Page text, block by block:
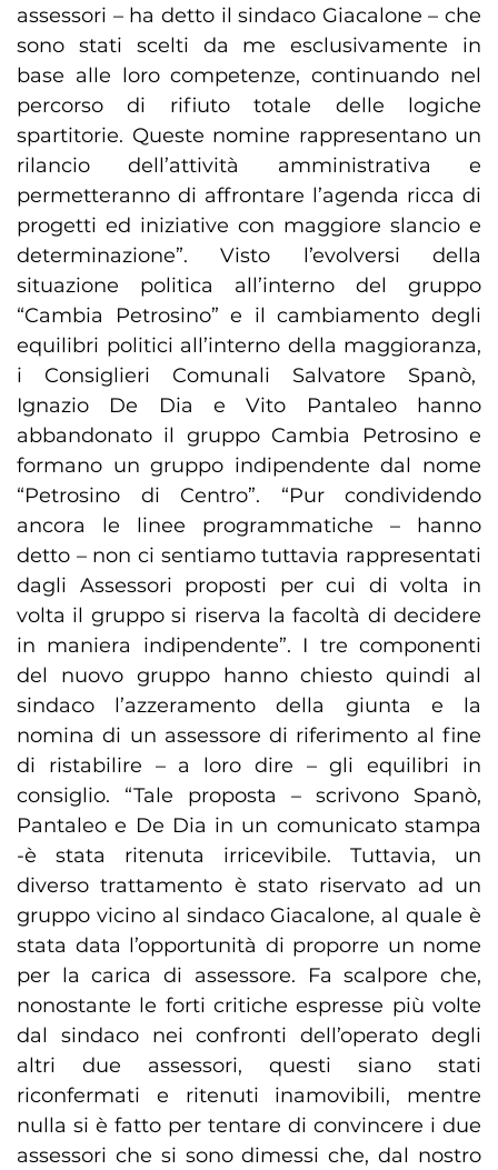
assessori – ha detto il sindaco Giacalone – che
sono stati scelti da me esclusivamente in
base alle loro competenze, continuando nel
percorso di rifiuto totale delle logiche
spartitorie. Queste nomine rappresentano un
rilancio dell’attività amministrativa e
permetteranno di affrontare l’agenda ricca di
progetti ed iniziative con maggiore slancio e
determinazione”. Visto l’evolversi della
situazione politica all’interno del gruppo
“Cambia Petrosino” e il cambiamento degli
equilibri politici all’interno della maggioranza,
i Consiglieri Comunali Salvatore Spanò,
Ignazio De Dia e Vito Pantaleo hanno
abbandonato il gruppo Cambia Petrosino e
formano un gruppo indipendente dal nome
“Petrosino di Centro”. “Pur condividendo
ancora le linee programmatiche – hanno
detto – non ci sentiamo tuttavia rappresentati
dagli Assessori proposti per cui di volta in
volta il gruppo si riserva la facoltà di decidere
in maniera indipendente”. I tre componenti
del nuovo gruppo hanno chiesto quindi al
sindaco l’azzeramento della giunta e la
nomina di un assessore di riferimento al fine
di ristabilire – a loro dire – gli equilibri in
consiglio. “Tale proposta – scrivono Spanò,
Pantaleo e De Dia in un comunicato stampa
-è stata ritenuta irricevibile. Tuttavia, un
diverso trattamento è stato riservato ad un
gruppo vicino al sindaco Giacalone, al quale è
stata data l’opportunità di proporre un nome
per la carica di assessore. Fa scalpore che,
nonostante le forti critiche espresse più volte
dal sindaco nei confronti dell’operato degli
altri due assessori, questi siano stati
riconfermati e ritenuti inamovibili, mentre
nulla si è fatto per tentare di convincere i due
assessori che si sono dimessi che, dal nostro